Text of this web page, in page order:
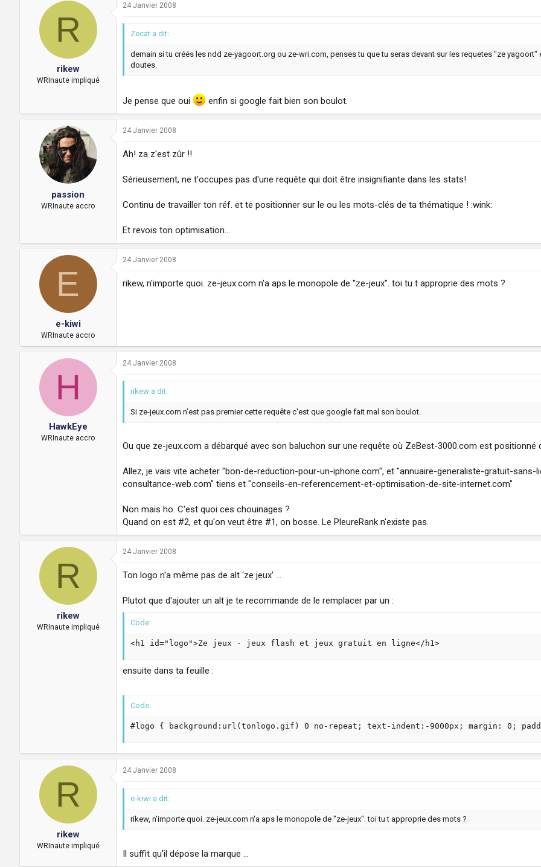
R
rikew
WRInaute impliqué
24 Janvier 2008
Zecat a dit:
demain si tu créés les ndd ze-yagoort.org ou ze-wri.com, penses tu que tu seras devant sur les requetes "ze
doutes.
Je pense que oui enfin si google fait bien son boulot.
passion
WRInaute accro
24 Janvier 2008
Ah! za z'est zûr !!
Sérieusement, ne t'occupes pas d'une requête qui doit être insignifiante dans les stats!
Continu de travailler ton réf. et te positionner sur le ou les mots-clés de ta thématique ! :wink:
Et revois ton optimisation...
E
e-kiwi
WRInaute accro
24 Janvier 2008
rikew, n'importe quoi. ze-jeux.com n'a aps le monopole de "ze-jeux". toi tu t approprie des mots ?
H
HawkEye
WRInaute accro
24 Janvier 2008
rikew a dit:
Si ze-jeux.com n’est pas premier cette requête c'est que google fait mal son boulot.
Ou que ze-jeux.com a débarqué avec son baluchon sur une requête où ZeBest-3000.com est positionné
Allez, je vais vite acheter "bon-de-reduction-pour-un-iphone.com", et "annuaire-generaliste-gratuit-
consultance-web.com" tiens et "conseils-en-referencement-et-optimisation-de-site-internet.com"
Non mais ho. C'est quoi ces chouinages ?
Quand on est #2, et qu'on veut être #1, on bosse. Le PleureRank n'existe pas.
R
rikew
WRInaute impliqué
24 Janvier 2008
Ton logo n'a même pas de alt 'ze jeux' …
Plutot que d'ajouter un alt je te recommande de le remplacer par un :
Code:
<h1 id="logo">Ze jeux - jeux flash et jeux gratuit en ligne</h1>
ensuite dans ta feuille :
Code:
#logo { background:url(tonlogo.gif) 0 no-repeat; text-indent:-9000px; margin: 0;
R
rikew
WRInaute impliqué
24 Janvier 2008
e-kiwi a dit:
rikew, n'importe quoi. ze-jeux.com n'a aps le monopole de "ze-jeux". toi tu t approprie des mots ?
Il suffit qu'il dépose la marque ...